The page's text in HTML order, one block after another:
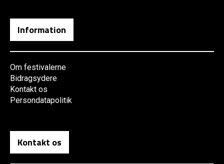
Information
Om festivalerne
Bidragsydere
Kontakt os
Persondatapolitik
Kontakt os